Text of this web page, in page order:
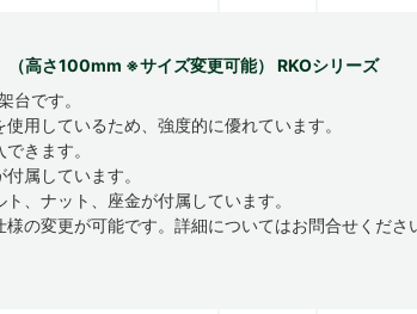
（高さ100mm ※サイズ変更可能） RKOシリーズ
台です。
用しているため、強度的に優れています。
きます。
属しています。
、ナット、座金が付属しています。
の変更が可能です。詳細についてはお問合せくださ